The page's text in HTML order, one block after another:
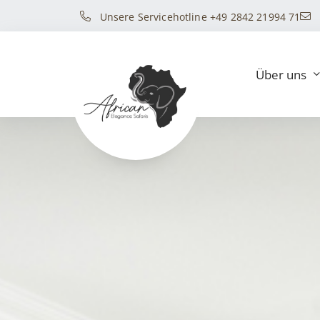
Unsere Servicehotline +49 2842 21994 71
Über uns